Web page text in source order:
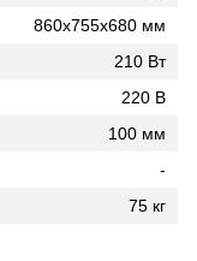
860x755x680 мм
210 Вт
220 В
100 мм
-
75 кг